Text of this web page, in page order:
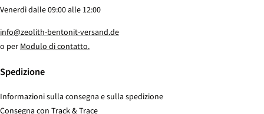
Venerdì dalle 09:00 alle 12:00
info@zeolith-bentonit-versand.de
o perModulo di contatto.
Spedizione
Informazioni sulla consegna e sulla spedizione
Consegna con Track & Trace